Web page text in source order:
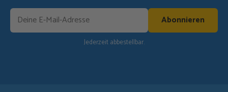
Abonnieren
Jederzeit abbestellbar.